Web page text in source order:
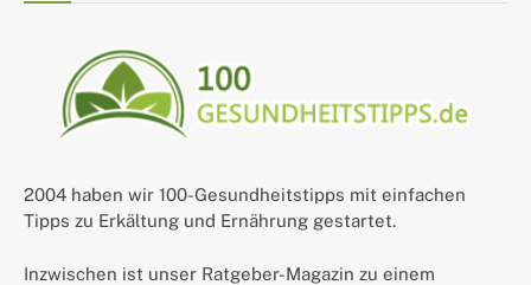
2004 haben wir 100-Gesundheitstipps mit einfachen
Tipps zu Erkältung und Ernährung gestartet.
Inzwischen ist unser Ratgeber-Magazin zu einem